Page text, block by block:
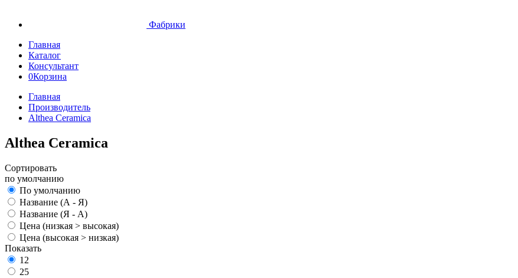
Фабрики
Главная
Каталог
Консультант
0Корзина
Главная
Производитель
Althea Ceramica
Althea Ceramica
Сортировать
по умолчанию
По умолчанию
Название (А - Я)
Название (Я - А)
Цена (низкая > высокая)
Цена (высокая > низкая)
Показать
12
25